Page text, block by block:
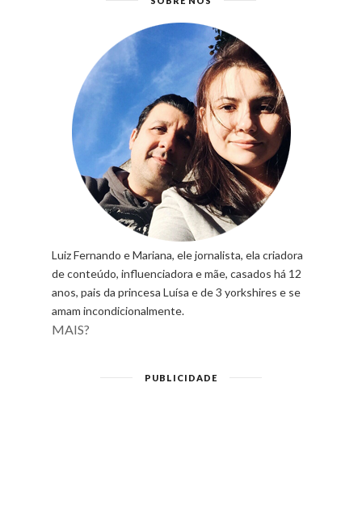
Luiz Fernando e Mariana, ele jornalista, ela criadora
de conteúdo, influenciadora e mãe, casados há 12
anos, pais da princesa Luísa e de 3 yorkshires e se
amam incondicionalmente.
MAIS?
PUBLICIDADE